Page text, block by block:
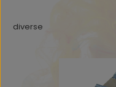
diverse